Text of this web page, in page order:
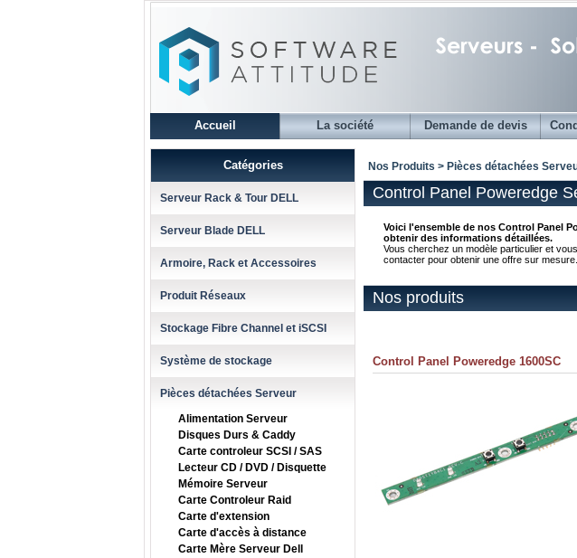
Accueil La société Demande de devis
Catégories
Serveur Rack & Tour DELL
Serveur Blade DELL
Armoire, Rack et Accessoires
Produit Réseaux
Stockage Fibre Channel et iSCSI
Système de stockage
Pièces détachées Serveur
Alimentation Serveur
Disques Durs & Caddy
Carte controleur SCSI / SAS
Lecteur CD / DVD / Disquette
Mémoire Serveur
Carte Controleur Raid
Carte d'extension
Carte d'accès à distance
Carte Mère Serveur Dell
Nos Produits > Pièces détachées
Control Panel Poweredge
Voici l'ensemble de nos Control Panel
obtenir des informations détaillées.
Vous cherchez un modèle particulier et
contacter pour obtenir une offre sur mesure.
Nos produits
Control Panel Poweredge 1600SC